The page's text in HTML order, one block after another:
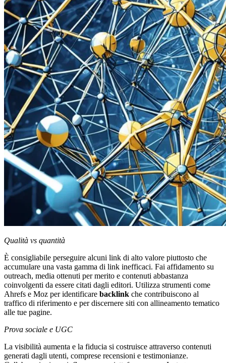
Qualità vs quantità
È consigliabile perseguire alcuni link di alto valore piuttosto che
accumulare una vasta gamma di link inefficaci. Fai affidamento su
outreach, media ottenuti per merito e contenuti abbastanza
coinvolgenti da essere citati dagli editori. Utilizza strumenti come
Ahrefs e Moz per identificare backlink che contribuiscono al
traffico di riferimento e per discernere siti con allineamento tematico
alle tue pagine.
Prova sociale e UGC
La visibilità aumenta e la fiducia si costruisce attraverso contenuti
generati dagli utenti, comprese recensioni e testimonianze.